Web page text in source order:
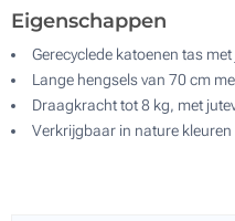
Eigenschappen
Gerecyclede katoenen tas
Lange hengsels van 70 cm
Draagkracht tot 8 kg, met
Verkrijgbaar in nature